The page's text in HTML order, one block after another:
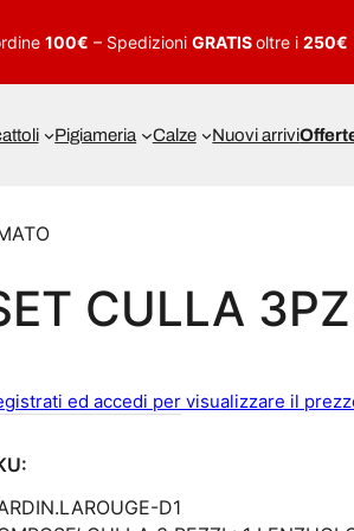
100€ – Spedizioni GRATISoltre i 250€
Pigiameria Calze Nuovi arrivi
CULLA
ed accedi per visualizzare il
D1